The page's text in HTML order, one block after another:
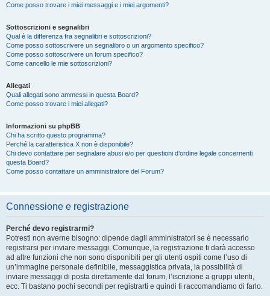
Come posso trovare i miei messaggi e i miei argomenti?
Sottoscrizioni e segnalibri
Qual è la differenza fra segnalibri e sottoscrizioni?
Come posso sottoscrivere un segnalibro o un argomento specifico?
Come posso sottoscrivere un forum specifico?
Come cancello le mie sottoscrizioni?
Allegati
Quali allegati sono ammessi in questa Board?
Come posso trovare i miei allegati?
Informazioni su phpBB
Chi ha scritto questo programma?
Perché la caratteristica X non è disponibile?
Chi devo contattare per segnalare abusi e/o per questioni d’ordine legale concernenti
questa Board?
Come posso contattare un amministratore del Forum?
Connessione e registrazione
Perché devo registrarmi?
Potresti non averne bisogno: dipende dagli amministratori se è necessario
registrarsi per inviare messaggi. Comunque, la registrazione ti darà accesso
ad altre funzioni che non sono disponibili per gli utenti ospiti come l’uso di
un’immagine personale definibile, messaggistica privata, la possibilità di
inviare messaggi di posta direttamente dal forum, l’iscrizione a gruppi utenti,
ecc. Ti bastano pochi secondi per registrarti e quindi ti raccomandiamo di farlo.